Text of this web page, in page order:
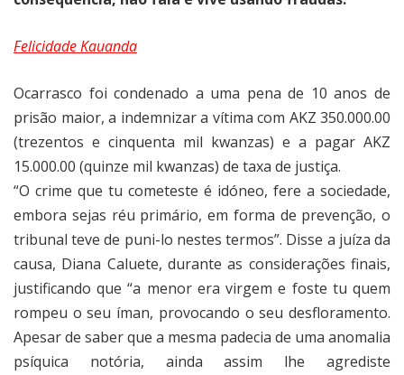
Felicidade Kauanda
Ocarrasco foi condenado a uma pena de 10 anos de
prisão maior, a indemnizar a vítima com AKZ 350.000.00
(trezentos e cinquenta mil kwanzas) e a pagar AKZ
15.000.00 (quinze mil kwanzas) de taxa de justiça.
“O crime que tu cometeste é idóneo, fere a sociedade,
embora sejas réu primário, em forma de prevenção, o
tribunal teve de puni-lo nestes termos”. Disse a juíza da
causa, Diana Caluete, durante as considerações finais,
justificando que “a menor era virgem e foste tu quem
rompeu o seu íman, provocando o seu desfloramento.
Apesar de saber que a mesma padecia de uma anomalia
psíquica notória, ainda assim lhe agrediste